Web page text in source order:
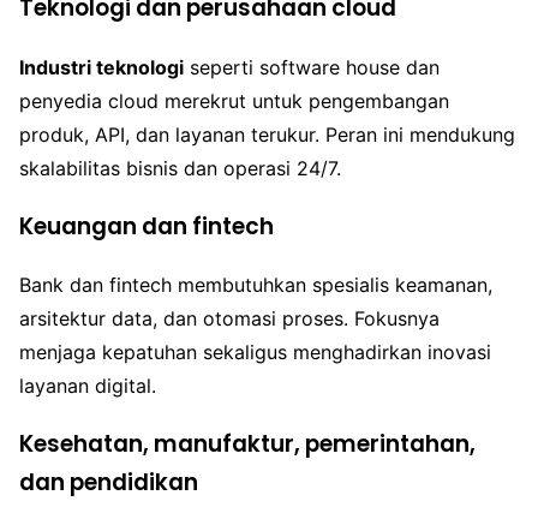
Teknologi dan perusahaan cloud
Industri teknologi seperti software house dan
penyedia cloud merekrut untuk pengembangan
produk, API, dan layanan terukur. Peran ini mendukung
skalabilitas bisnis dan operasi 24/7.
Keuangan dan fintech
Bank dan fintech membutuhkan spesialis keamanan,
arsitektur data, dan otomasi proses. Fokusnya
menjaga kepatuhan sekaligus menghadirkan inovasi
layanan digital.
Kesehatan, manufaktur, pemerintahan,
dan pendidikan